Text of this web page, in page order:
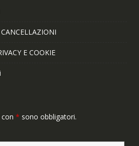
E COOKIE
* sono obbligatori.